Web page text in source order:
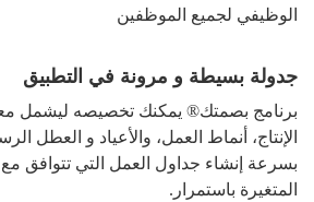
الوظيفي لجميع الموظفين
جدولة بسيطة و مرونة في التطبيق
برنامج بصمتك® يمكنك تخصيصه ليشمل
الإنتاج، أنماط العمل، والأعياد و العطل
بسرعة إنشاء جداول العمل التي تتوافق
المتغيرة باستمرار.